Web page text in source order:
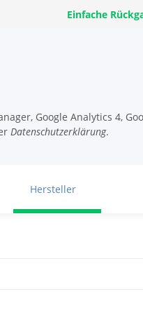
Einfache
Google Analytics 4,
Datenschutzerklärung.
Hersteller